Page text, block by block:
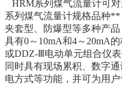
HRM系列煤气流量计可对
系列煤气流量计规格品种**，有
夹套型、防爆型等多种产品
具有0～ 10mA和4～ 20mA的
或DDZ- Ⅲ电动单元组合仪表
同时具有现场累积、数字通
电方式等功能，并可为用